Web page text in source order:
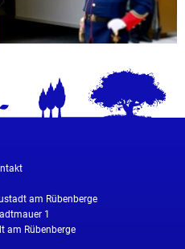
am Rübenberge
1
am Rübenberge